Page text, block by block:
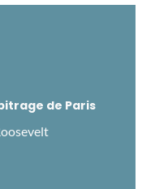
de Paris